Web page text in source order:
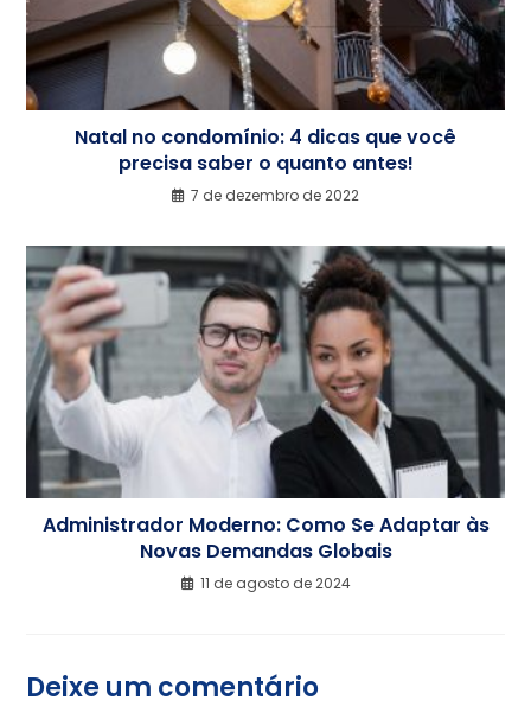
Natal no condomínio: 4 dicas que você
precisa saber o quanto antes!
7 de dezembro de 2022
Administrador Moderno: Como Se Adaptar às
Novas Demandas Globais
11 de agosto de 2024
Deixe um comentário